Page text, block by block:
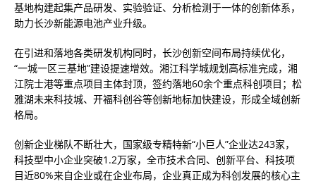
基地构建起集产品研发、实验验证、分析检测于一体的创新体系，
助力长沙新能源电池产业升级。
在引进和落地各类研发机构同时，长沙创新空间布局持续优化，
“一城一区三基地”建设提速增效。湘江科学城规划高标准完成，湘
江院士港等重点项目主体封顶，签约落地60余个重点科创项目；松
雅湖未来科技城、开福科创谷等创新地标加快建设，形成全域创新
格局。
创新企业梯队不断壮大，国家级专精特新“小巨人”企业达243家，
科技型中小企业突破1.2万家，全市技术合同、创新平台、科技项
目近80%来自企业或在企业布局，企业真正成为科创发展的核心主